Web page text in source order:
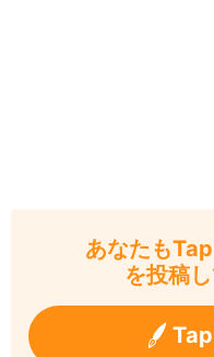
あなたも
を投稿